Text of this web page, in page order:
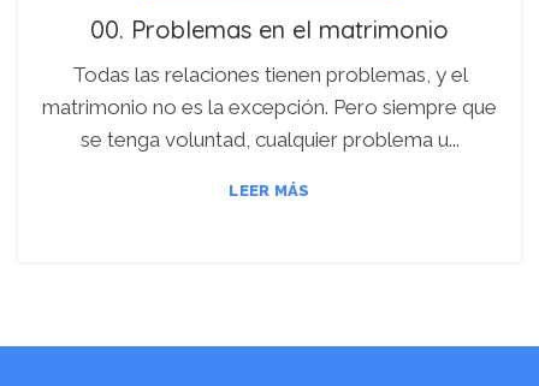
00. Problemas en el matrimonio
Todas las relaciones tienen problemas, y el
matrimonio no es la excepción. Pero siempre que
se tenga voluntad, cualquier problema u...
LEER MÁS